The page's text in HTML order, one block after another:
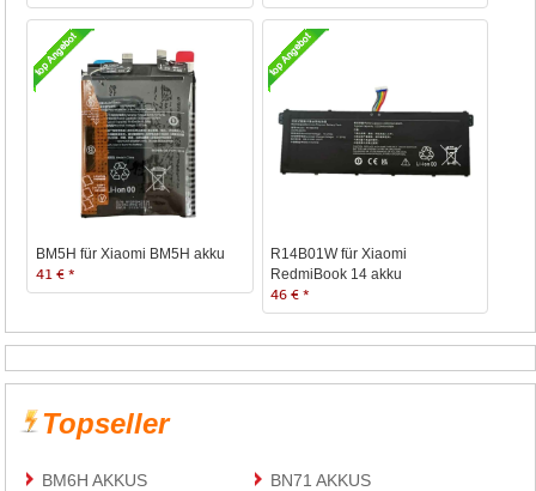
BM5H für Xiaomi BM5H akku
41 € *
R14B01W für Xiaomi
RedmiBook 14 akku
46 € *
Topseller
BM6H AKKUS
BN71 AKKUS